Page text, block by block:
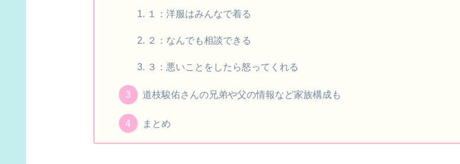
１：洋服はみんなで着る
２：なんでも相談できる
３：悪いことをしたら怒ってくれる
道枝駿佑さんの兄弟や父の情報など家族構成も
まとめ